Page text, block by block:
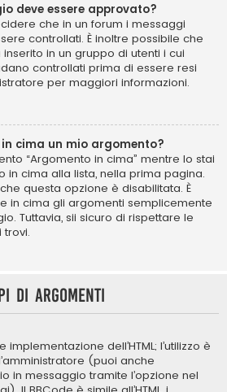
deve essere approvato?
che in un forum i messaggi
controllati. È inoltre possibile che
in un gruppo di utenti i cui
controllati prima di essere resi
per maggiori informazioni.
cima un mio argomento?
“Argomento in cima” mentre lo stai
in cima alla lista, nella prima pagina.
questa opzione è disabilitata. È
in cima gli argomenti semplicemente
Tuttavia, sii sicuro di rispettare le
trovi.
di argomenti
dell’HTML; l’utilizzo è
(puoi anche
in messaggio tramite l’opzione nel